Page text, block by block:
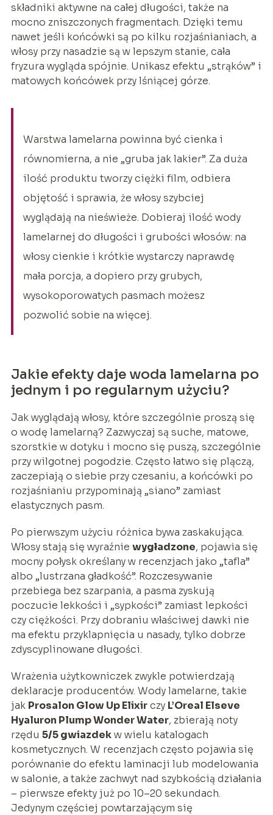
składniki aktywne na całej długości, także na
mocno zniszczonych fragmentach. Dzięki temu
nawet jeśli końcówki są po kilku rozjaśnianiach, a
włosy przy nasadzie są w lepszym stanie, cała
fryzura wygląda spójnie. Unikasz efektu „strąków” i
matowych końcówek przy lśniącej górze.
Warstwa lamelarna powinna być cienka i
równomierna, a nie „gruba jak lakier”. Za duża
ilość produktu tworzy ciężki film, odbiera
objętość i sprawia, że włosy szybciej
wyglądają na nieświeże. Dobieraj ilość wody
lamelarnej do długości i grubości włosów: na
włosy cienkie i krótkie wystarczy naprawdę
mała porcja, a dopiero przy grubych,
wysokoporowatych pasmach możesz
pozwolić sobie na więcej.
Jakie efekty daje woda lamelarna po
jednym i po regularnym użyciu?
Jak wyglądają włosy, które szczególnie proszą się
o wodę lamelarną? Zazwyczaj są suche, matowe,
szorstkie w dotyku i mocno się puszą, szczególnie
przy wilgotnej pogodzie. Często łatwo się plączą,
zaczepiają o siebie przy czesaniu, a końcówki po
rozjaśnianiu przypominają „siano” zamiast
elastycznych pasm.
Po pierwszym użyciu różnica bywa zaskakująca.
Włosy stają się wyraźnie wygładzone, pojawia się
mocny połysk określany w recenzjach jako „tafla”
albo „lustrzana gładkość”. Rozczesywanie
przebiega bez szarpania, a pasma zyskują
poczucie lekkości i „sypkości” zamiast lepkości
czy ciężkości. Przy dobraniu właściwej dawki nie
ma efektu przyklapnięcia u nasady, tylko dobrze
zdyscyplinowane długości.
Wrażenia użytkowniczek zwykle potwierdzają
deklaracje producentów. Wody lamelarne, takie
jak Prosalon Glow Up Elixirczy L’Oreal Elseve
Hyaluron Plump Wonder Water, zbierają noty
rzędu 5/5 gwiazdekw wielu katalogach
kosmetycznych. W recenzjach często pojawia się
porównanie do efektu laminacji lub modelowania
w salonie, a także zachwyt nad szybkością działania
– pierwsze efekty już po 10–20 sekundach.
Jedynym częściej powtarzającym się